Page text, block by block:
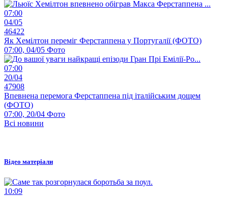
07:00
04/05
46422
Як Хемілтон переміг Ферстаппена у Португалії (ФОТО)
07:00, 04/05 Фото
07:00
20/04
47908
Впевнена перемога Ферстаппена під італійським дощем
(ФОТО)
07:00, 20/04 Фото
Всі новини
Відео матеріали
10:09